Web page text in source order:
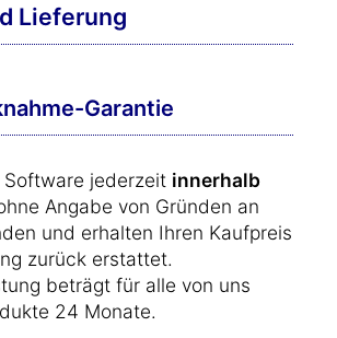
Lieferung
Garantie
jederzeit innerhalb
Angabe von Gründen an
und erhalten Ihren Kaufpreis
zurück erstattet.
beträgt für alle von uns
24 Monate.